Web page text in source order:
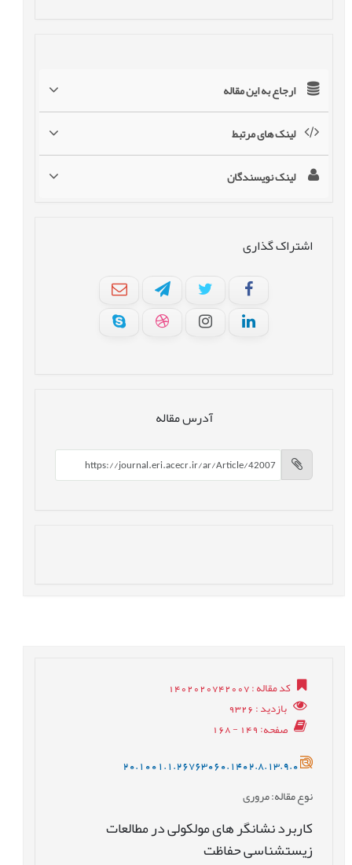
ارجاع به این مقاله
لینک های مرتبط
لینک نویسندگان
اشتراک گذاری
آدرس مقاله
کد مقاله: 1402020742007
بازدید: 9326
صفحه: 149 - 168
20.1001.1.26763060.1402.8.13.9.0
نوع مقاله: مروری
کاربرد نشانگر های مولکولی در مطالعات
زیست‎شناسی حفاظت